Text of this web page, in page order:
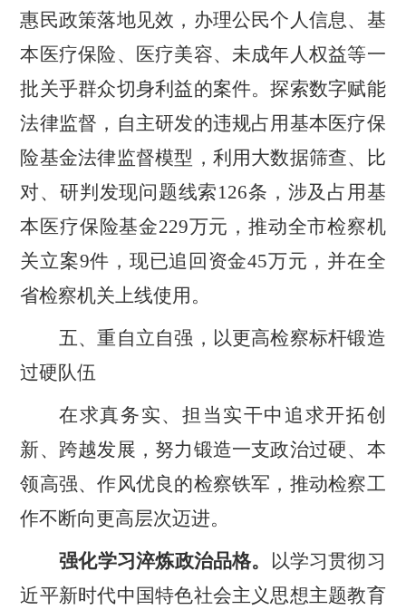
惠民政策落地见效，办理公民个人信息、基
本医疗保险、医疗美容、未成年人权益等一
批关乎群众切身利益的案件。探索数字赋能
法律监督，自主研发的违规占用基本医疗保
险基金法律监督模型，利用大数据筛查、比
对、研判发现问题线索126条，涉及占用基
本医疗保险基金229万元，推动全市检察机
关立案9件，现已追回资金45万元，并在全
省检察机关上线使用。
五、重自立自强，以更高检察标杆锻造
过硬队伍
在求真务实、担当实干中追求开拓创
新、跨越发展，努力锻造一支政治过硬、本
领高强、作风优良的检察铁军，推动检察工
作不断向更高层次迈进。
强化学习淬炼政治品格。
以学习贯彻习
近平新时代中国特色社会主义思想主题教育